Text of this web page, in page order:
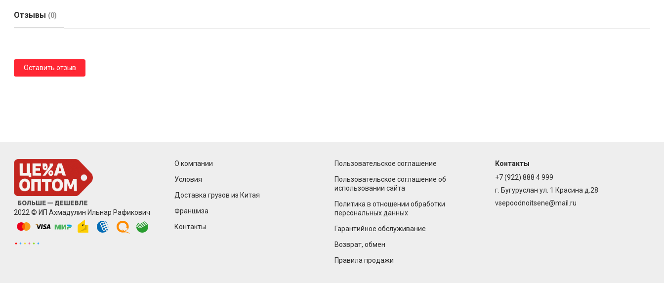
Отзывы (0)
Оставить отзыв
2022 © ИП Ахмадулин Ильнар Рафикович
О компании
Условия
Доставка грузов из Китая
Франшиза
Контакты
Пользовательское соглашение
Пользовательское соглашение об
использовании сайта
Политика в отношении обработки
персональных данных
Гарантийное обслуживание
Возврат, обмен
Правила продажи
Контакты
+7 (922) 888 4 999
г. Бугуруслан ул. 1 Красина д.28
vsepoodnoitsene@mail.ru